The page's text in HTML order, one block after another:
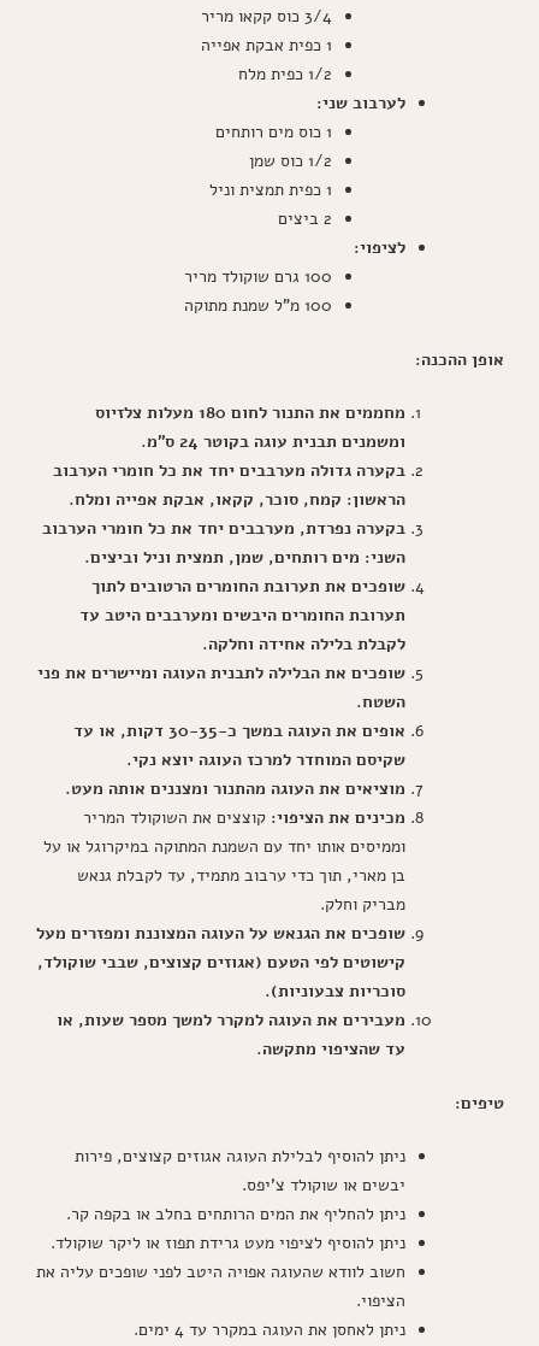
3/4 כוס קקאו מריר
1 כפית אבקת אפייה
1/2 כפית מלח
לערבוב שני:
1 כוס מים רותחים
1/2 כוס שמן
1 כפית תמצית וניל
2 ביצים
לציפוי:
100 גרם שוקולד מריר
100 מ"ל שמנת מתוקה
אופן ההכנה:
מחממים את התנור לחום 180 מעלות צלזיוס
ומשמנים תבנית עוגה בקוטר 24 ס"מ.
בקערה גדולה מערבבים יחד את כל חומרי הערבוב
הראשון: קמח, סוכר, קקאו, אבקת אפייה ומלח.
בקערה נפרדת, מערבבים יחד את כל חומרי הערבוב
השני: מים רותחים, שמן, תמצית וניל וביצים.
שופכים את תערובת החומרים הרטובים לתוך
תערובת החומרים היבשים ומערבבים היטב עד
לקבלת בלילה אחידה וחלקה.
שופכים את הבלילה לתבנית העוגה ומיישרים את פני
השטח.
אופים את העוגה במשך כ-30-35 דקות, או עד
שקיסם המוחדר למרכז העוגה יוצא נקי.
מוציאים את העוגה מהתנור ומצננים אותה מעט.
מכינים את הציפוי: קוצצים את השוקולד המריר
וממיסים אותו יחד עם השמנת המתוקה במיקרוגל או על
בן מארי, תוך כדי ערבוב מתמיד, עד לקבלת גנאש
מבריק וחלק.
שופכים את הגנאש על העוגה המצוננת ומפזרים מעל
קישוטים לפי הטעם (אגוזים קצוצים, שבבי שוקולד,
סוכריות צבעוניות).
מעבירים את העוגה למקרר למשך מספר שעות, או
עד שהציפוי מתקשה.
טיפים:
ניתן להוסיף לבלילת העוגה אגוזים קצוצים, פירות
יבשים או שוקולד צ'יפס.
ניתן להחליף את המים הרותחים בחלב או בקפה קר.
ניתן להוסיף לציפוי מעט גרידת תפוז או ליקר שוקולד.
חשוב לוודא שהעוגה אפויה היטב לפני שופכים עליה את
הציפוי.
ניתן לאחסן את העוגה במקרר עד 4 ימים.